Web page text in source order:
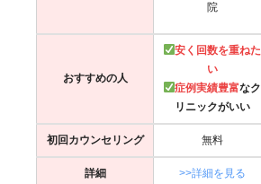
院
おすすめの人
安く回数を重ねた
い
症例実績豊富なク
リニックがいい
初回カウンセリング 無料
詳細 >>詳細を見る